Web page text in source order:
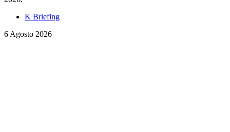
K Briefing
6 Agosto 2026